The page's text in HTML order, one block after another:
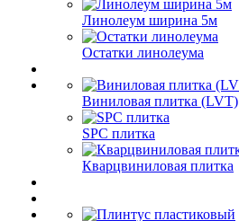
Линолеум ширина 5м
Остатки линолеума
Виниловая плитка (LVT)
SPC плитка
Кварцвиниловая плитка